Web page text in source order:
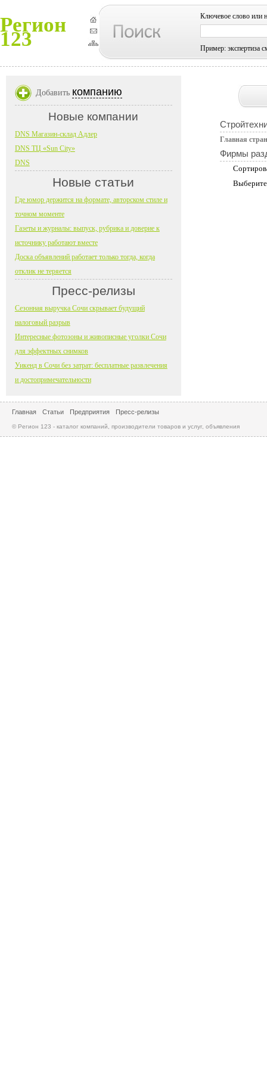
Регион
123
Ключевое слово или
Пример: экспертиза
Главная
Фирмы
Добавить компанию
Новые компании
DNS Магазин-склад Адлер
DNS ТЦ «Sun City»
DNS
Новые статьи
Где юмор держится на формате, авторском стиле и
точном моменте
Газеты и журналы: выпуск, рубрика и доверие к
источнику работают вместе
Доска объявлений работает только тогда, когда
отклик не теряется
Пресс-релизы
Сезонная выручка Сочи скрывает будущий
налоговый разрыв
Интересные фотозоны и живописные уголки Сочи
для эффектных снимков
Уикенд в Сочи без затрат: бесплатные развлечения
и достопримечательности
Главная Статьи Предприятия Пресс-релизы
© Регион 123 - каталог компаний, производители товаров и услуг, объявления